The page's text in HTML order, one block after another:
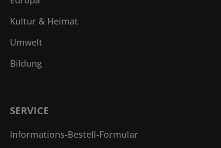
Kultur & Heimat
Umwelt
Bildung
SERVICE
Informations-Bestell-Formular